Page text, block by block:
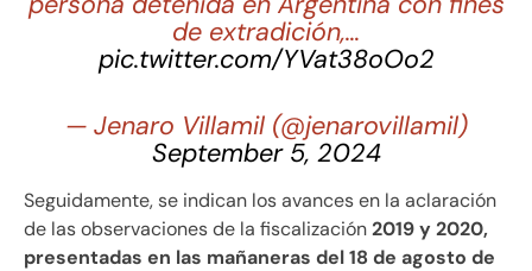
de extradición,…
pic.twitter.com/YVat38oOo2
— Jenaro Villamil (@jenarovillamil)
September 5, 2024
Seguidamente, se indican los avances en la aclaración
de las observaciones de la fiscalización2019 y 2020,
presentadas en las mañaneras del 18 de agosto de